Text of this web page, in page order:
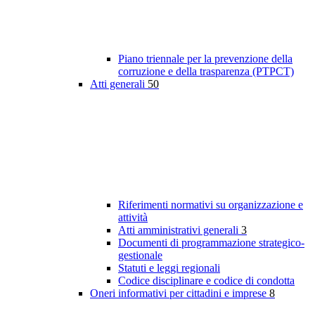
Piano triennale per la prevenzione della
corruzione e della trasparenza (PTPCT)
Atti generali 50
Riferimenti normativi su organizzazione e
attività
Atti amministrativi generali 3
Documenti di programmazione strategico-
gestionale
Statuti e leggi regionali
Codice disciplinare e codice di condotta
Oneri informativi per cittadini e imprese 8